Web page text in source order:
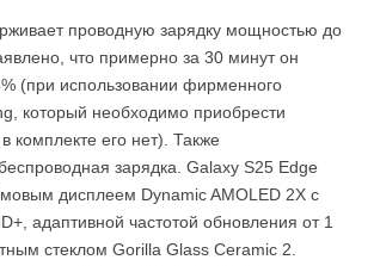
проводную зарядку мощностью до
что примерно за 30 минут он
(при использовании фирменного
который необходимо приобрести
комплекте его нет). Также
зарядка. Galaxy S25 Edge
дисплеем Dynamic AMOLED 2X с
адаптивной частотой обновления от 1
стеклом Gorilla Glass Ceramic 2.